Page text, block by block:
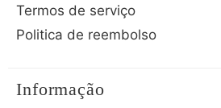
Termos de serviço
Politica de reembolso
Informação